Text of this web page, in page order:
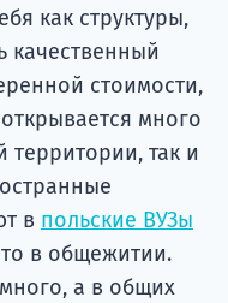
как структуры,
качественный
стоимости,
много
территории, так и
в польские ВУЗы
в общежитии.
а в общих